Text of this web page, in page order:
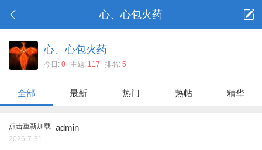
心、心包火药
心、心包火药
今日: 0 主题: 117 排名: 5
全部 最新 热门 热帖 精华
点击重新加载 admin
2026-7-31